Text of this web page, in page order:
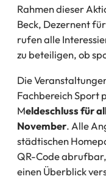
Rahmen dieser
Beck, Dezernent
rufen alle
zu beteiligen, ob
Die
Fachbereich Sport
Meldeschluss für
November. Alle
städtischen
QR-Code
einen Überblick